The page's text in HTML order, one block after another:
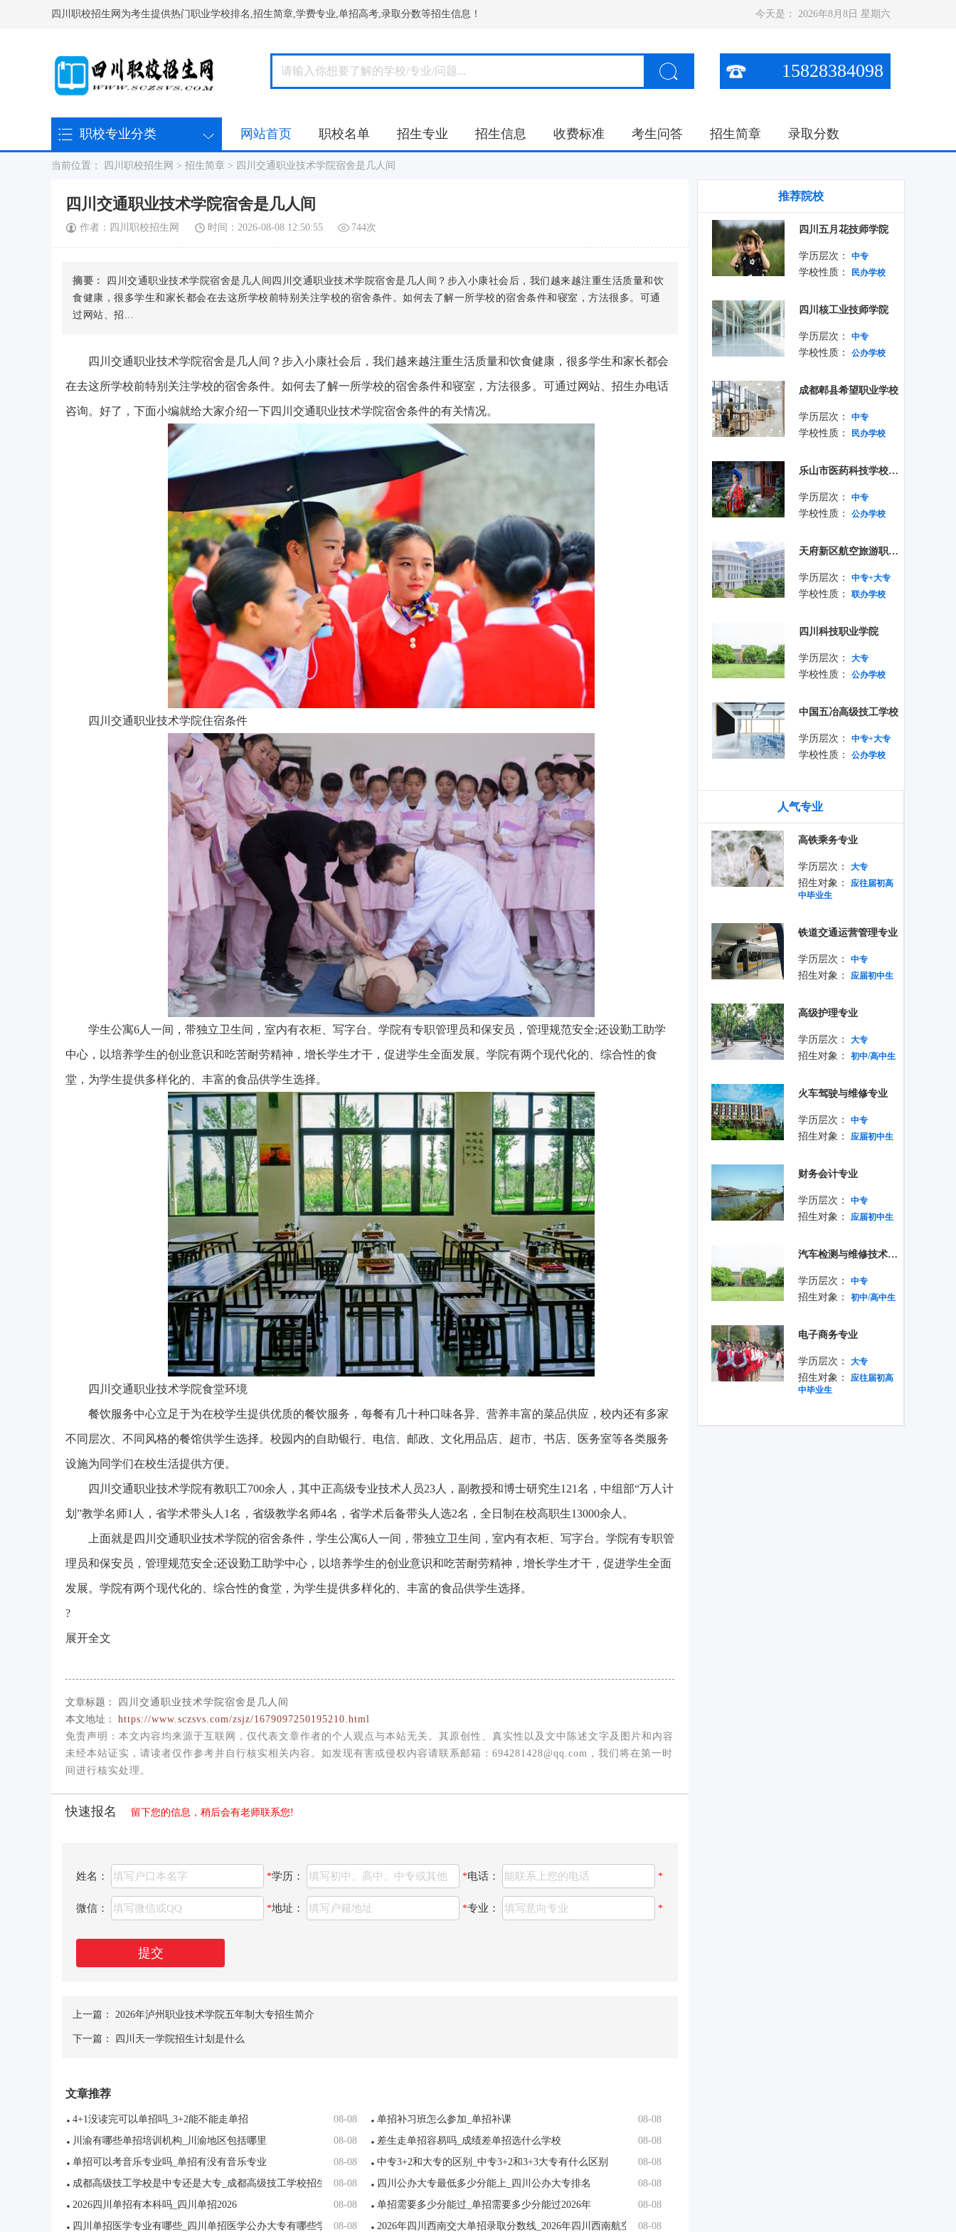
四川职校招生网为考生提供热门职业学校排名,招生简章,学费专业,单招高考,录取分数等招生信息！ 今天是： 2026年8月8日 星期六
15828384098
职校专业分类 网站首页 职校名单 招生专业 招生信息 收费标准 考生问答 招生简章 录取分数
在线报名
当前位置： 四川职校招生网 > 招生简章 > 四川交通职业技术学院宿舍是几人间
四川交通职业技术学院宿舍是几人间
作者：四川职校招生网 时间：2026-08-08 12:50:55 744次
摘要：
四川交通职业技术学院宿舍是几人间四川交通职业技术学院宿舍是几人间？步入小康社会后，我们越来越注重生活质量和饮
食健康，很多学生和家长都会在去这所学校前特别关注学校的宿舍条件。如何去了解一所学校的宿舍条件和寝室，方法很多。可通
过网站、招...
四川交通职业技术学院宿舍是几人间？步入小康社会后，我们越来越注重生活质量和饮食健康，很多学生和家长都会
在去这所学校前特别关注学校的宿舍条件。如何去了解一所学校的宿舍条件和寝室，方法很多。可通过网站、招生办电话
咨询。好了，下面小编就给大家介绍一下四川交通职业技术学院宿舍条件的有关情况。
四川交通职业技术学院住宿条件
学生公寓6人一间，带独立卫生间，室内有衣柜、写字台。学院有专职管理员和保安员，管理规范安全;还设勤工助学
中心，以培养学生的创业意识和吃苦耐劳精神，增长学生才干，促进学生全面发展。学院有两个现代化的、综合性的食
堂，为学生提供多样化的、丰富的食品供学生选择。
四川交通职业技术学院食堂环境
餐饮服务中心立足于为在校学生提供优质的餐饮服务，每餐有几十种口味各异、营养丰富的菜品供应，校内还有多家
不同层次、不同风格的餐馆供学生选择。校园内的自助银行、电信、邮政、文化用品店、超市、书店、医务室等各类服务
设施为同学们在校生活提供方便。
四川交通职业技术学院有教职工700余人，其中正高级专业技术人员23人，副教授和博士研究生121名，中组部“万人计
划”教学名师1人，省学术带头人1名，省级教学名师4名，省学术后备带头人选2名，全日制在校高职生13000余人。
上面就是四川交通职业技术学院的宿舍条件，学生公寓6人一间，带独立卫生间，室内有衣柜、写字台。学院有专职管
理员和保安员，管理规范安全;还设勤工助学中心，以培养学生的创业意识和吃苦耐劳精神，增长学生才干，促进学生全面
发展。学院有两个现代化的、综合性的食堂，为学生提供多样化的、丰富的食品供学生选择。
?
展开全文
文章标题：
四川交通职业技术学院宿舍是几人间
本文地址： https://www.sczsvs.com/zsjz/1679097250195210.html
免责声明 ：本文内容均来源于互联网，仅代表文章作者的个人观点与本站无关。其原创性、真实性以及文中陈述文字及图片和内容
未经本站证实，请读者仅作参考并自行核实相关内容。如发现有害或侵权内容请联系邮箱：694281428@qq.com，我们将在第一时
间进行核实处理。
快速报名 留下您的信息，稍后会有老师联系您!
姓名： *学历： *电话： *
微信： *地址： *专业： *
提交
上一篇： 2026年泸州职业技术学院五年制大专招生简介
下一篇： 四川天一学院招生计划是什么
文章推荐
4+1没读完可以单招吗_3+2能不能走单招 08-08 单招补习班怎么参加_单招补课
08-08
川渝有哪些单招培训机构_川渝地区包括哪里
08-08 差生走单招容易吗_成绩差单招选什么学校
08-08
单招可以考音乐专业吗_单招有没有音乐专业
08-08 中专3+2和大专的区别_中专3+2和3+3大专有什么区别
08-08
成都高级技工学校是中专还是大专_成都高级技工学校招生简章08-08 四川公办大专最低多少分能上_四川公办大专排名
08-08
2026四川单招有本科吗_四川单招2026
08-08 单招需要多少分能过_单招需要多少分能过2026年
08-08
四川单招医学专业有哪些_四川单招医学公办大专有哪些学校08-08 2026年四川西南交大单招录取分数线_2026年四川西南航空职业学院寒假放假
08-08
推荐院校
四川五月花技师学院
学历层次： 中专
学校性质： 民办学校
四川核工业技师学院
学历层次： 中专
学校性质： 公办学校
成都郫县希望职业学校
学历层次： 中专
学校性质： 民办学校
乐山市医药科技学校成都校区
学历层次： 中专
学校性质： 公办学校
天府新区航空旅游职业学院
学历层次： 中专+大专
学校性质： 联办学校
四川科技职业学院
学历层次： 大专
学校性质： 公办学校
中国五冶高级技工学校
学历层次： 中专+大专
学校性质： 公办学校
人气专业
高铁乘务专业
学历层次： 大专
招生对象： 应往届初高
中毕业生
铁道交通运营管理专业
学历层次： 中专
招生对象： 应届初中生
高级护理专业
学历层次： 大专
招生对象： 初中/高中生
火车驾驶与维修专业
学历层次： 中专
招生对象： 应届初中生
财务会计专业
学历层次： 中专
招生对象： 应届初中生
汽车检测与维修技术专业
学历层次： 中专
招生对象： 初中/高中生
电子商务专业
学历层次： 大专
招生对象： 应往届初高
中毕业生